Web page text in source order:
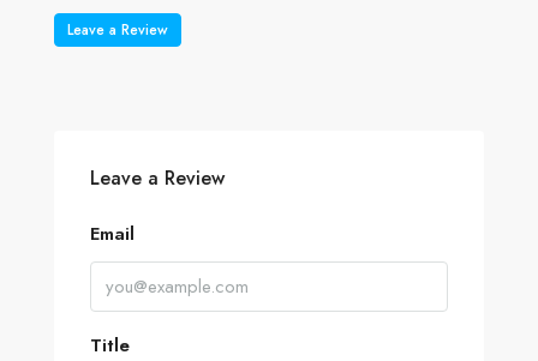
Leave a Review
Leave a Review
Email
Title